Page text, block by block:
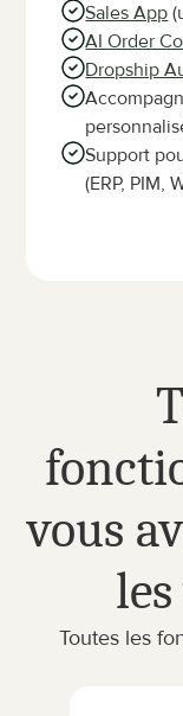
Sales App
AI Order
Dropship
Support
(ERP, PIM,
vous
Toutes les